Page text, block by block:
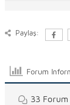
Paylaş:
Forum
33 Forum